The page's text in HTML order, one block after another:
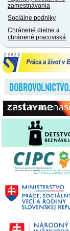
zamestnávania
Sociálne podniky
Chránené dielne a
chránené pracoviská